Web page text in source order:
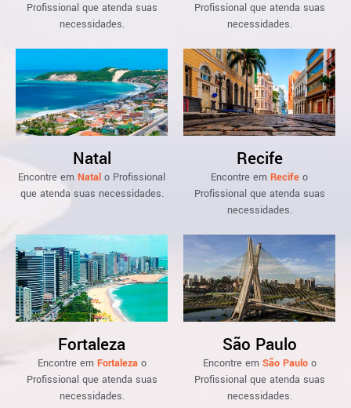
Profissional que atenda suas
necessidades.
Profissional que atenda suas
necessidades.
Natal
Encontre em Natal o Profissional
que atenda suas necessidades.
Recife
Encontre em Recife o
Profissional que atenda suas
necessidades.
Fortaleza
Encontre em Fortalezao
Profissional que atenda suas
necessidades.
São Paulo
Encontre em São Pauloo
Profissional que atenda suas
necessidades.